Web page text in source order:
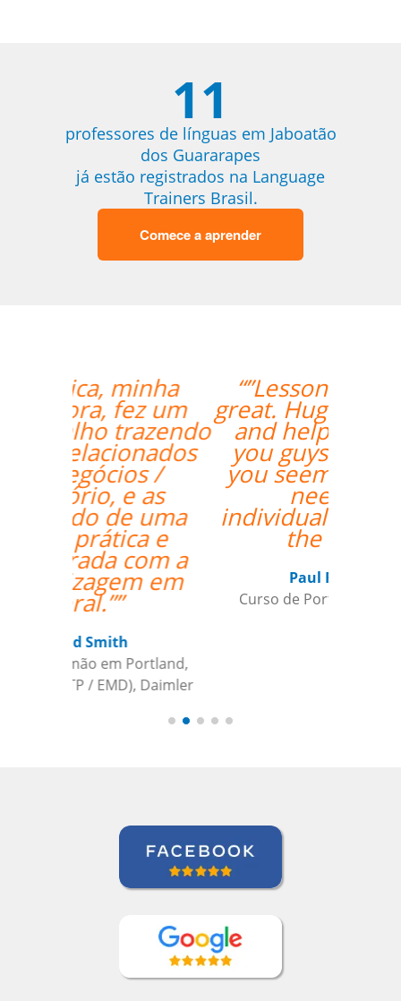
11
professores de línguas em Jaboatão
dos Guararapes
já estão registrados na Language
Trainers Brasil.
Comece a aprender
“”Lessons are going
great. Hugo is very nice
and helpful. I found
you guys online and
you seemed to fit my
needs for
individualized training
the best.””
Paul Rombach
Curso de Português em Recife